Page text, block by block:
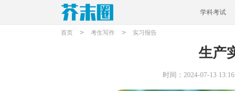
学科考试
首页 > 考生写作 > 实习报告
生产
时间：2024-07-13